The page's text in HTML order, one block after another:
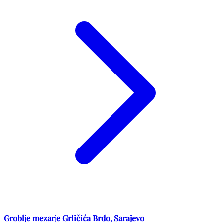
Groblje mezarje Grličića Brdo, Sarajevo